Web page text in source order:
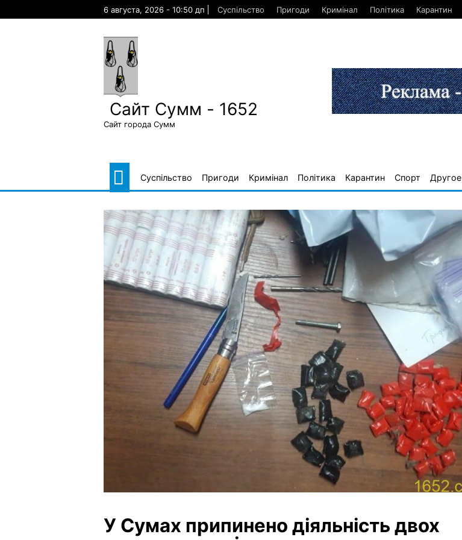
6 августа, 2026 - 10:50 дп Суспільство Пригоди Кримінал Політика Карантин
Сайт Сумм - 1652
Сайт города Сумм
Суспільство Пригоди Кримінал Політика Карантин Спорт Другое
У Сумах припинено діяльність двох